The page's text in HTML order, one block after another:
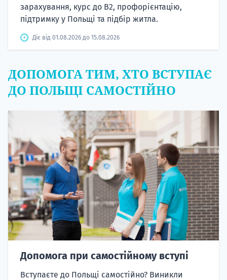
зарахування, курс до B2, профорієнтацію,
підтримку у Польщі та підбір житла.
Діє від 01.08.2026 до 15.08.2026
ДОПОМОГА ТИМ, ХТО ВСТУПАЄ
ДО ПОЛЬЩІ САМОСТІЙНО
Допомога при самостійному вступі
Вступаєте до Польщі самостійно? Виникли